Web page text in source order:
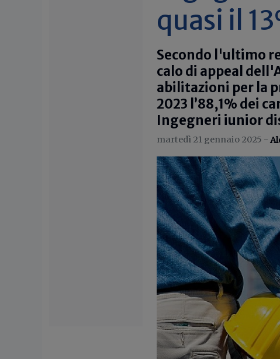
quasi il
Secondo l'ultimo
calo di appeal
abilitazioni per la
2023 l’88,1% dei
Ingegneri iunior
martedì 21 gennaio 2025 -